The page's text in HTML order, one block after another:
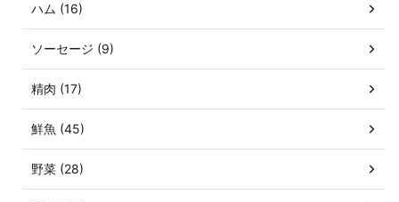
ハム (16)
ソーセージ (9)
精肉 (17)
鮮魚 (45)
野菜 (28)